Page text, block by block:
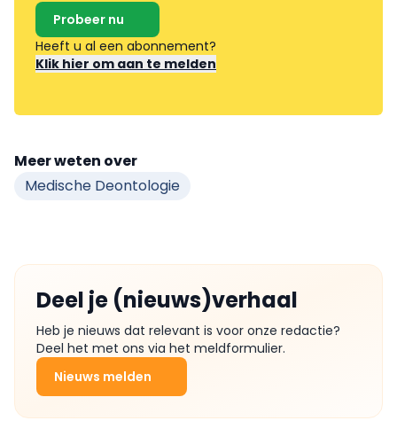
Probeer nu
Heeft u al een abonnement?
Klik hier om aan te melden
Meer weten over
Medische Deontologie
Deel je (nieuws)verhaal
Heb je nieuws dat relevant is voor onze redactie?
Deel het met ons via het meldformulier.
Nieuws melden